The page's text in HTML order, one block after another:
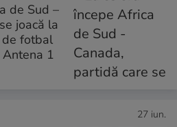
de Sud –
joacă la
de fotbal
1
27 iun.